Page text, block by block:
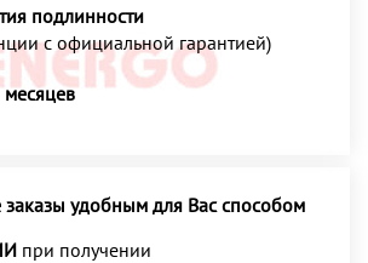
подлинности
с официальной гарантией)
месяцев
заказы удобным для Вас способом
при получении